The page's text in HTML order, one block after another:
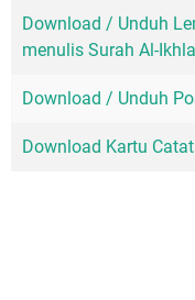
Download / Unduh
menulis Surah Al-
Download / Unduh
Download Kartu